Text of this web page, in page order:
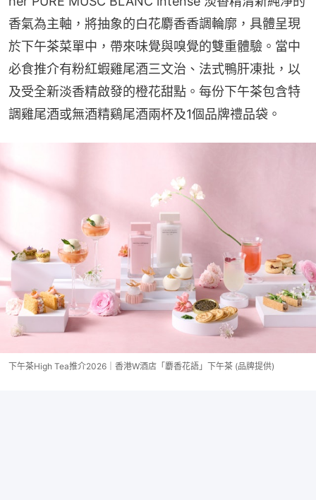
香氣為主軸，將抽象的白花麝香香調輪廓，具體呈現
於下午茶菜單中，帶來味覺與嗅覺的雙重體驗。當中
必食推介有粉紅蝦雞尾酒三文治、法式鴨肝凍批，以
及受全新淡香精啟發的橙花甜點。每份下午茶包含特
調雞尾酒或無酒精鷄尾酒兩杯及1個品牌禮品袋。
下午茶High Tea推介2026｜香港W酒店「麝香花語」下午茶 (品牌提供)